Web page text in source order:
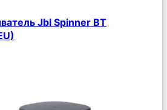
Jbl Spinner BT